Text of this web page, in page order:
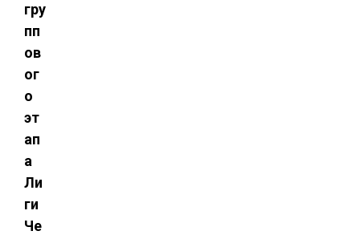
гру
пп
ов
ог
о
эт
ап
а
Ли
ги
Че